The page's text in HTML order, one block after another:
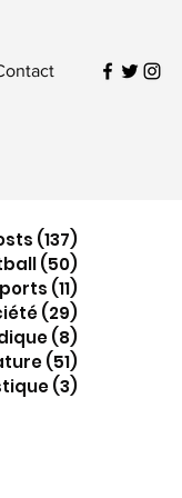
(137)
(50)
(11)
(29)
(8)
(51)
(3)